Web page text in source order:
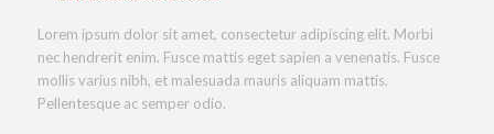
Lorem ipsum dolor sit amet, consectetur adipiscing elit. Morbi
nec hendrerit enim. Fusce mattis eget sapien a venenatis. Fusce
mollis varius nibh, et malesuada mauris aliquam mattis.
Pellentesque ac semper odio.